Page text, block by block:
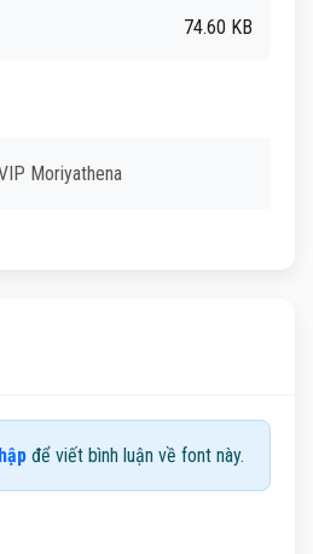
74.60 KB
Moriyathena
để viết bình luận về font này.